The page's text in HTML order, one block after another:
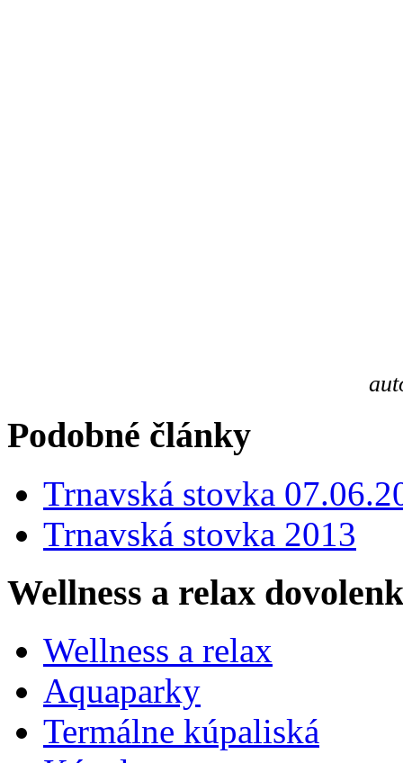
Podobné články
Trnavská stovka
Trnavská stovka 2013
Wellness a relax
Wellness a relax
Aquaparky
Termálne kúpaliská